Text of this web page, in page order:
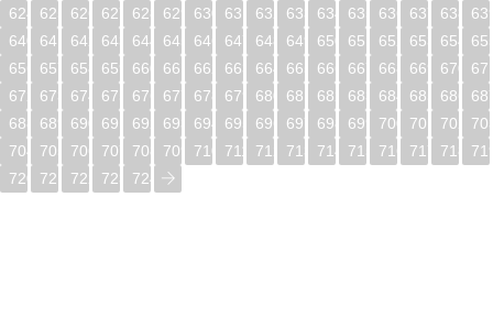
624
625 626 627 628 629 630 631 632 633 634 635 636 637 638
640
641 642 643 644 645 646 647 648 649 650 651 652 653 654
656
657 658 659 660 661 662 663 664 665 666 667 668 669 670
672
673 674 675 676 677 678 679 680 681 682 683 684 685 686
688
689 690 691 692 693 694 695 696 697 698 699 700 701 702
704
705 706 707 708 709 710 711 712 713 714 715 716 717 718
720
721 722 723 724